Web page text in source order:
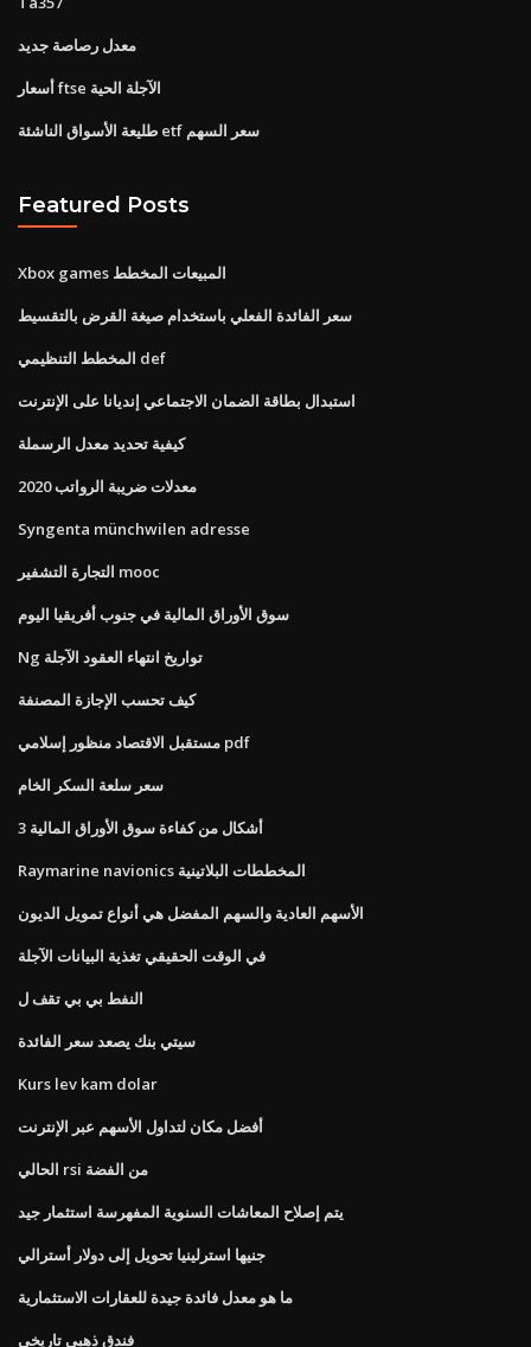
معدل رصاصة جديد
أسعار ftse الآجلة الحية
طليعة الأسواق الناشئة etf سعر السهم
Featured Posts
Xbox games المبيعات المخطط
سعر الفائدة الفعلي باستخدام صيغة القرض بالتقسيط
المخطط التنظيمي def
استبدال بطاقة الضمان الاجتماعي إنديانا على الإنترنت
كيفية تحديد معدل الرسملة
معدلات ضريبة الرواتب 2020
Syngenta münchwilen adresse
التجارة التشفير mooc
سوق الأوراق المالية في جنوب أفريقيا اليوم
Ng تواريخ انتهاء العقود الآجلة
كيف تحسب الإجازة المصنفة
مستقبل الاقتصاد منظور إسلامي pdf
سعر سلعة السكر الخام
3 أشكال من كفاءة سوق الأوراق المالية
Raymarine navionics المخططات البلاتينية
الأسهم العادية والسهم المفضل هي أنواع تمويل الديون
في الوقت الحقيقي تغذية البيانات الآجلة
النفط بي بي تقف ل
سيتي بنك يصعد سعر الفائدة
Kurs lev kam dolar
أفضل مكان لتداول الأسهم عبر الإنترنت
الحالي rsi من الفضة
يتم إصلاح المعاشات السنوية المفهرسة استثمار جيد
جنيها استرلينيا تحويل إلى دولار أسترالي
ما هو معدل فائدة جيدة للعقارات الاستثمارية
فندق ذهبي تاريخي